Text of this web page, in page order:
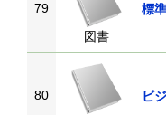
79
図書
標
80
ビ